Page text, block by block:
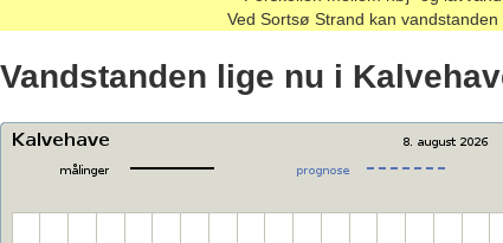
Ved Sortsø Strand kan
Vandstanden lige nu i